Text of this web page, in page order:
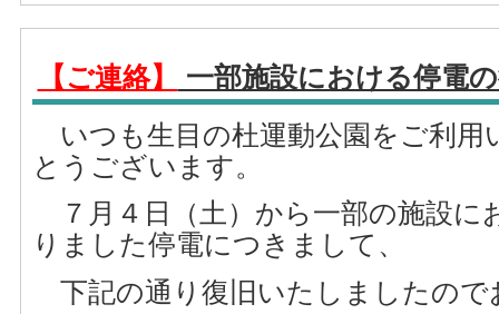
【ご連絡】
一部施設における停電
いつも生目の杜運動公園をご利用
とうございます。
７月４日（土）から一部の施設に
りました停電につきまして、
下記の通り復旧いたしましたので